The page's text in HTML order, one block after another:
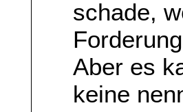
schade,
Aber es
keine